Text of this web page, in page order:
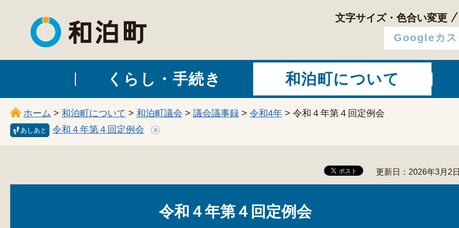
和泊町
文字サイズ・色合い変更
くらし・手続き 和泊町について
ホーム > 和泊町について > 和泊町議会 > 議会議事録> 令和4年> 令和４年第４回定例会
あしあと 令和４年第４回定例会
更新日：2026年3月2日
令和４年第４回定例会